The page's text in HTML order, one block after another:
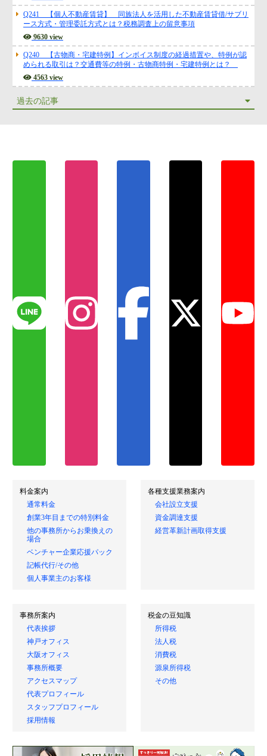
7591 view
Q241 【個人不動産賃貸】 同族法人を活用した不動産賃貸借/サブリ
ース方式・管理委託方式とは？税務調査上の留意事項
9630 view
Q240 【古物商・宅建特例】インボイス制度の経過措置や、特例が認
められる取引は？交通費等の特例・古物商特例・宅建特例とは？
4563 view
過去の記事
料金案内
通常料金
創業3年目までの特別料金
他の事務所からお乗換えの
場合
ベンチャー企業応援パック
記帳代行/その他
各種支援業務案内
会社設立支援
資金調達支援
事務所案内
代表挨拶
神戸オフィス
大阪オフィス
事務所概要
アクセスマップ
代表プロフィール
スタッフプロフィール
税金の豆知識
所得税
法人税
消費税
源泉所得税